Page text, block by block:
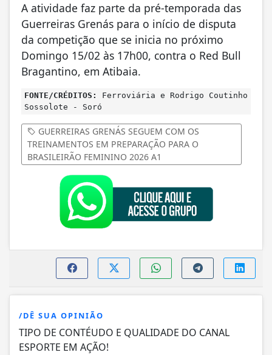
A atividade faz parte da pré-temporada das
Guerreiras Grenás para o início de disputa
da competição que se inicia no próximo
Domingo 15/02 às 17h00, contra o Red Bull
Bragantino, em Atibaia.
FONTE/CRÉDITOS:
Ferroviária e Rodrigo Coutinho
Sossolote - Soró
GUERREIRAS GRENÁS SEGUEM COM OS
TREINAMENTOS EM PREPARAÇÃO PARA O
BRASILEIRÃO FEMININO 2026 A1
/DÊ SUA OPINIÃO
TIPO DE CONTÉUDO E QUALIDADE DO CANAL
ESPORTE EM AÇÃO!